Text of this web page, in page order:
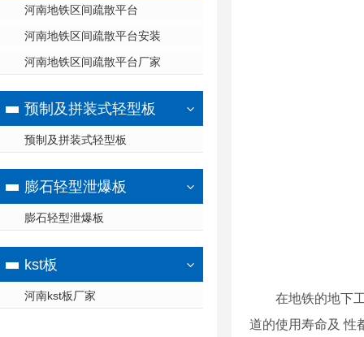
河南地铁区间疏散平台
河南地铁区间疏散平台安装
河南地铁区间疏散平台厂家
预制及拼装式轻型板
预制及拼装式轻型板
膨石轻型泄爆板
膨石轻型泄爆板
kst板
河南kst板厂家
在地铁的地下
道的使用寿命及 性